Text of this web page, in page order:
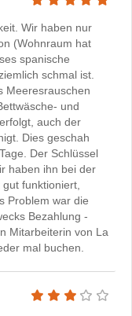
Wir haben nur
(Wohnraum hat
spanische
schmal ist.
Meeresrauschen
und
auch der
Dies geschah
Der Schlüssel
haben ihn bei der
funktioniert,
Problem war die
Bezahlung -
Mitarbeiterin von La
mal buchen.